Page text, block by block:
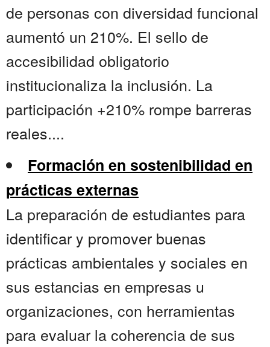
de personas con diversidad funcional
aumentó un 210%. El sello de
accesibilidad obligatorio
institucionaliza la inclusión. La
participación +210% rompe barreras
reales....
Formación en sostenibilidad en
prácticas externas
La preparación de estudiantes para
identificar y promover buenas
prácticas ambientales y sociales en
sus estancias en empresas u
organizaciones, con herramientas
para evaluar la coherencia de sus